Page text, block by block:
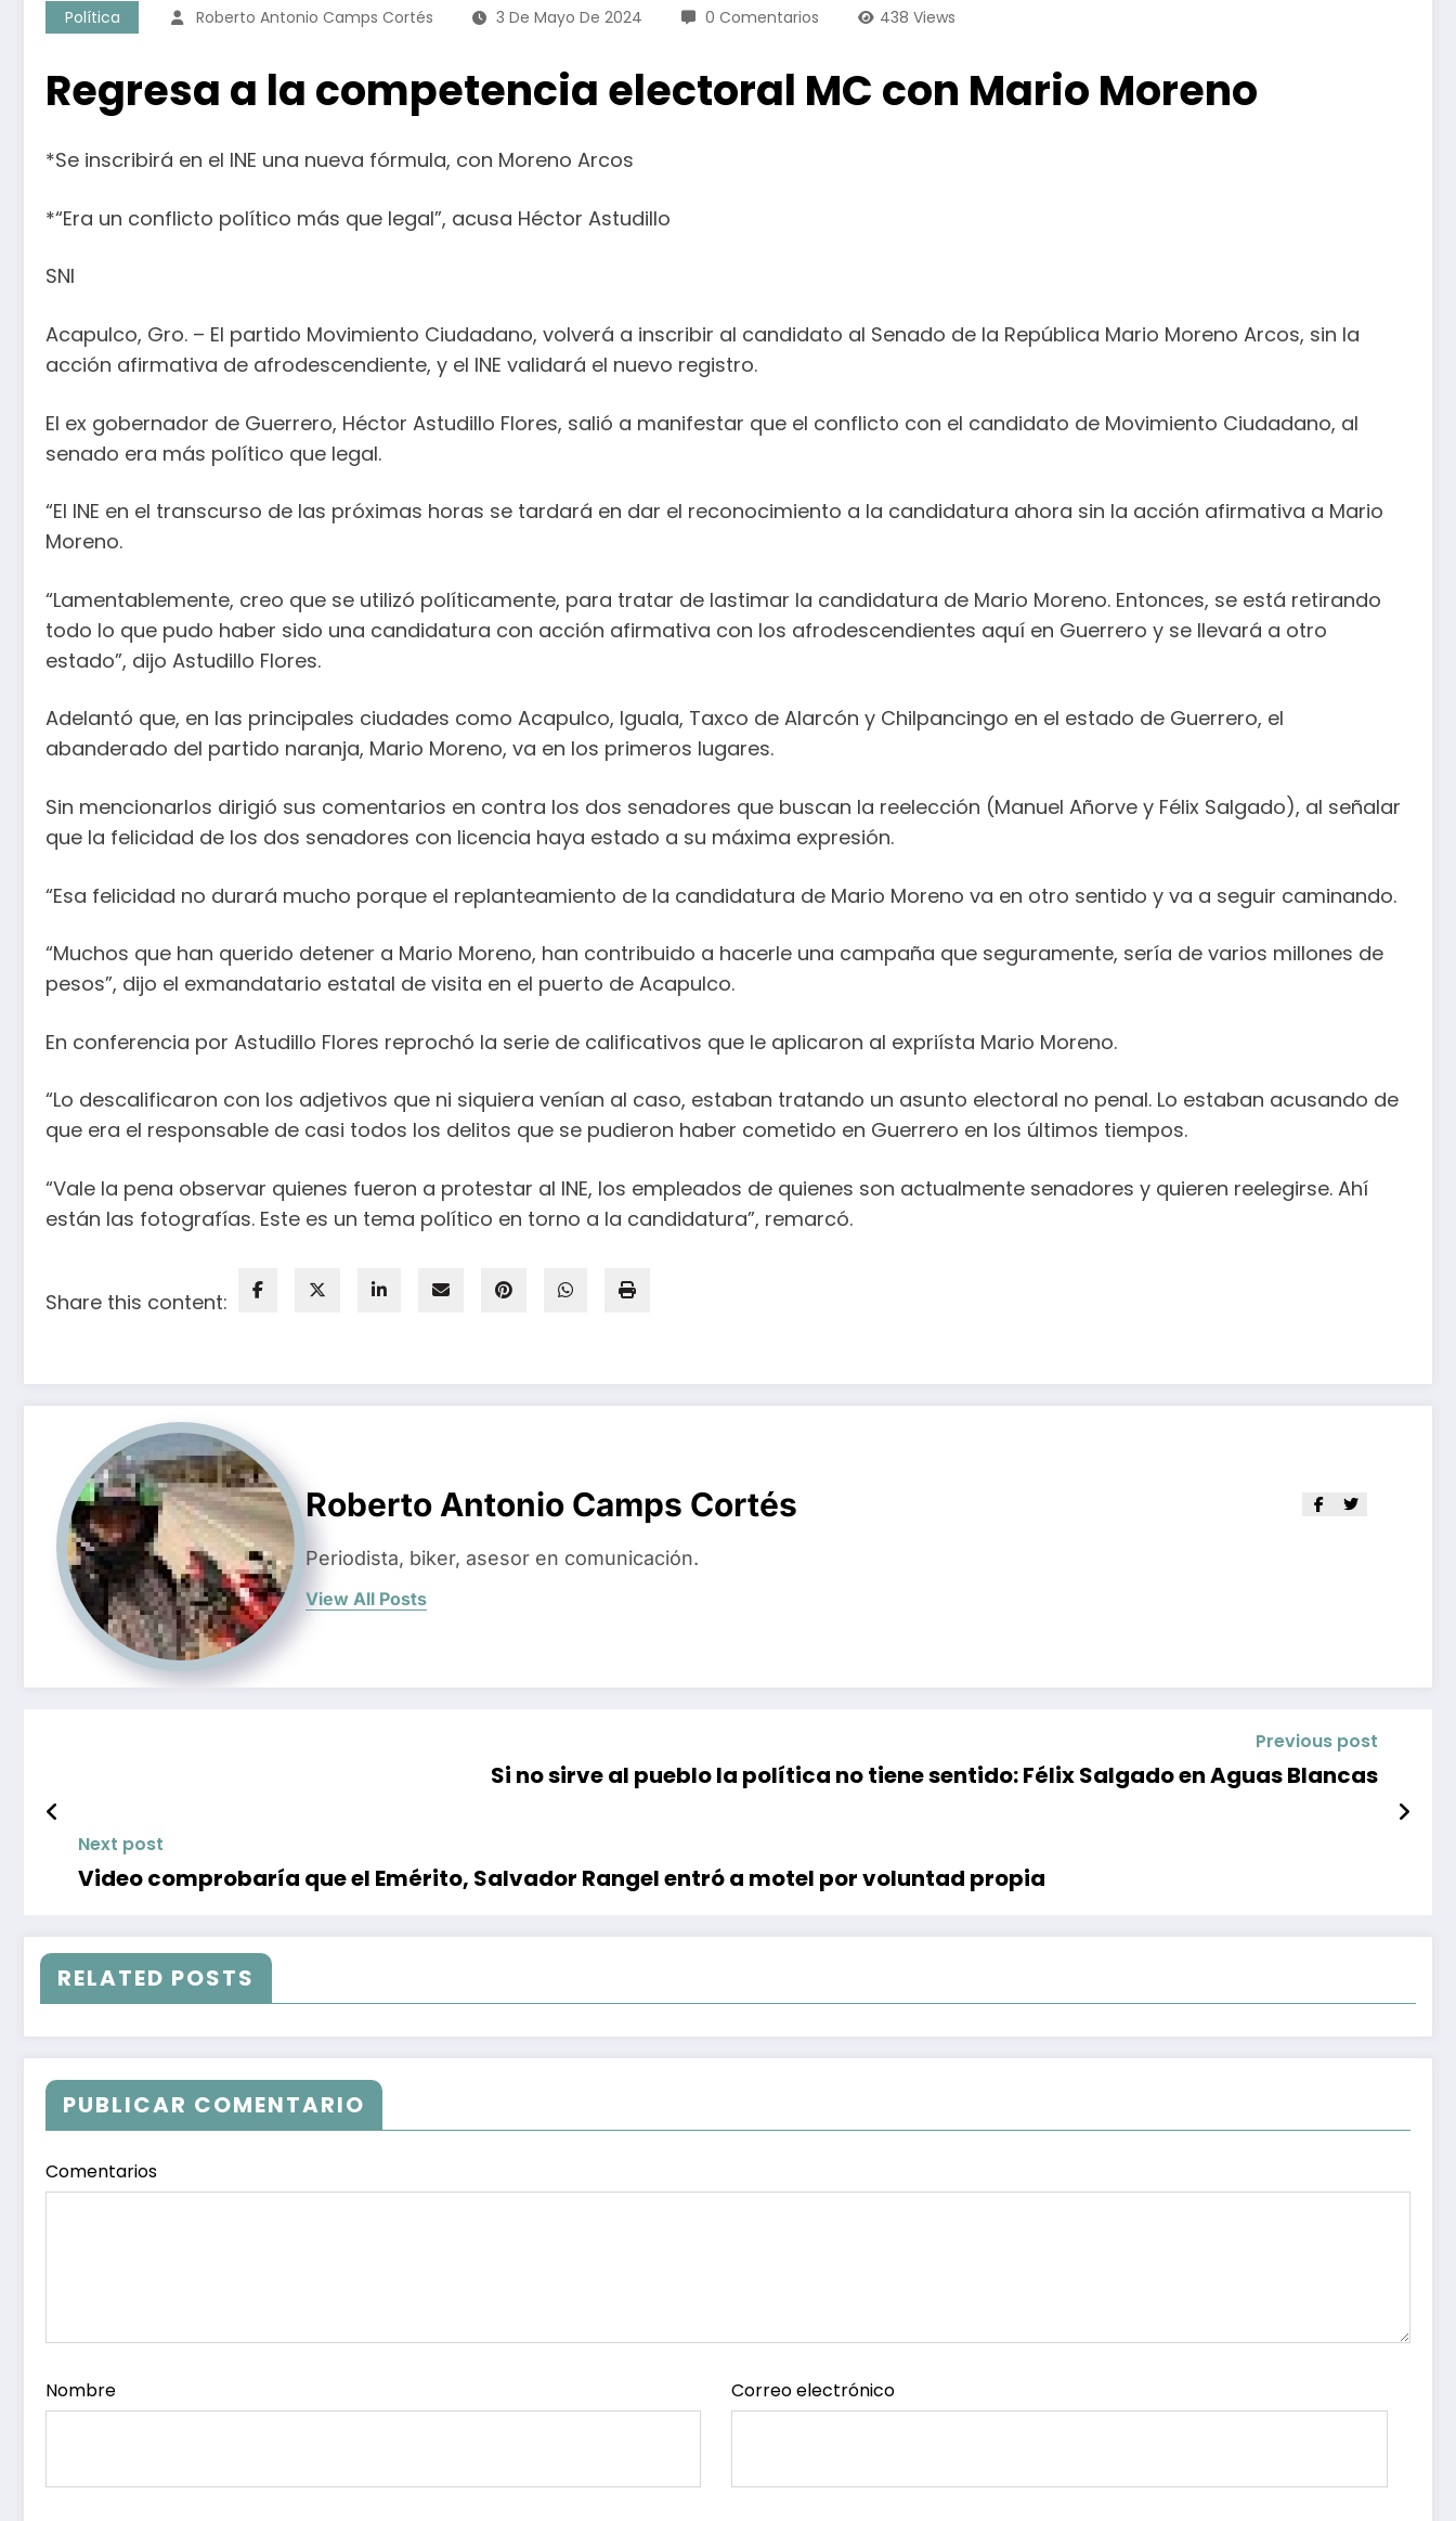
Política Roberto Antonio Camps Cortés 3 De Mayo De 2024 0 Comentarios 438 Views
Regresa a la competencia electoral MC con Mario Moreno
*Se inscribirá en el INE una nueva fórmula, con Moreno Arcos
*“Era un conflicto político más que legal”, acusa Héctor Astudillo
SNI
Acapulco, Gro. – El partido Movimiento Ciudadano, volverá a inscribir al candidato al Senado de la República Mario Moreno Arcos, sin la
acción afirmativa de afrodescendiente, y el INE validará el nuevo registro.
El ex gobernador de Guerrero, Héctor Astudillo Flores, salió a manifestar que el conflicto con el candidato de Movimiento Ciudadano, al
senado era más político que legal.
“El INE en el transcurso de las próximas horas se tardará en dar el reconocimiento a la candidatura ahora sin la acción afirmativa a Mario
Moreno.
“Lamentablemente, creo que se utilizó políticamente, para tratar de lastimar la candidatura de Mario Moreno. Entonces, se está retirando
todo lo que pudo haber sido una candidatura con acción afirmativa con los afrodescendientes aquí en Guerrero y se llevará a otro
estado”, dijo Astudillo Flores.
Adelantó que, en las principales ciudades como Acapulco, Iguala, Taxco de Alarcón y Chilpancingo en el estado de Guerrero, el
abanderado del partido naranja, Mario Moreno, va en los primeros lugares.
Sin mencionarlos dirigió sus comentarios en contra los dos senadores que buscan la reelección (Manuel Añorve y Félix Salgado), al señalar
que la felicidad de los dos senadores con licencia haya estado a su máxima expresión.
“Esa felicidad no durará mucho porque el replanteamiento de la candidatura de Mario Moreno va en otro sentido y va a seguir caminando.
“Muchos que han querido detener a Mario Moreno, han contribuido a hacerle una campaña que seguramente, sería de varios millones de
pesos”, dijo el exmandatario estatal de visita en el puerto de Acapulco.
En conferencia por Astudillo Flores reprochó la serie de calificativos que le aplicaron al expriísta Mario Moreno.
“Lo descalificaron con los adjetivos que ni siquiera venían al caso, estaban tratando un asunto electoral no penal. Lo estaban acusando de
que era el responsable de casi todos los delitos que se pudieron haber cometido en Guerrero en los últimos tiempos.
“Vale la pena observar quienes fueron a protestar al INE, los empleados de quienes son actualmente senadores y quieren reelegirse. Ahí
están las fotografías. Este es un tema político en torno a la candidatura”, remarcó.
Share this content:
Roberto Antonio Camps Cortés
Periodista, biker, asesor en comunicación.
View All Posts
Previous post
Si no sirve al pueblo la política no tiene sentido: Félix Salgado en Aguas Blancas
Next post
Video comprobaría que el Emérito, Salvador Rangel entró a motel por voluntad propia
RELATED POSTS
PUBLICAR COMENTARIO
Comentarios
Nombre Correo electrónico